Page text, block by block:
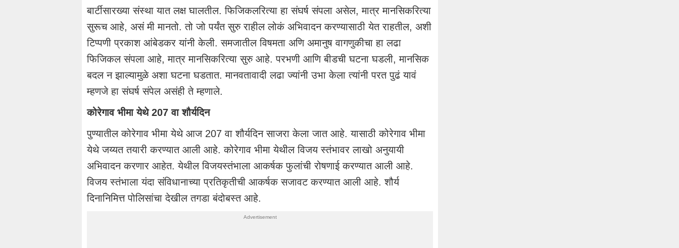
बार्टीसारख्या संस्था यात लक्ष घालतील. फिजिकलरित्या हा संघर्ष संपला असेल, मात्र मानसिकरित्या
सुरूच आहे, असं मी मानतो. तो जो पर्यंत सुरु राहील लोकं अभिवादन करण्यासाठी येत राहतील, अशी
टिप्पणी प्रकाश आंबेडकर यांनी केली. समजातील विषमता अणि अमानुष वागणुकीचा हा लढा
फिजिकल संपला आहे, मात्र मानसिकरित्या सुरु आहे. परभणी आणि बीडची घटना घडली, मानसिक
बदल न झाल्यामुळे अशा घटना घडतात. मानवतावादी लढा ज्यांनी उभा केला त्यांनी परत पुढं यावं
म्हणजे हा संघर्ष संपेल असंही ते म्हणाले.
कोरेगाव भीमा येथे 207 वा शौर्यदिन
पुण्यातील कोरेगाव भीमा येथे आज 207 वा शौर्यदिन साजरा केला जात आहे. यासाठी कोरेगाव भीमा
येथे जय्यत तयारी करण्यात आली आहे. कोरेगाव भीमा येथील विजय स्तंभावर लाखो अनुयायी
अभिवादन करणार आहेत. येथील विजयस्तंभाला आकर्षक फुलांची रोषणाई करण्यात आली आहे.
विजय स्तंभाला यंदा संविधानाच्या प्रतिकृतीची आकर्षक सजावट करण्यात आली आहे. शौर्य
दिनानिमित्त पोलिसांचा देखील तगडा बंदोबस्त आहे.